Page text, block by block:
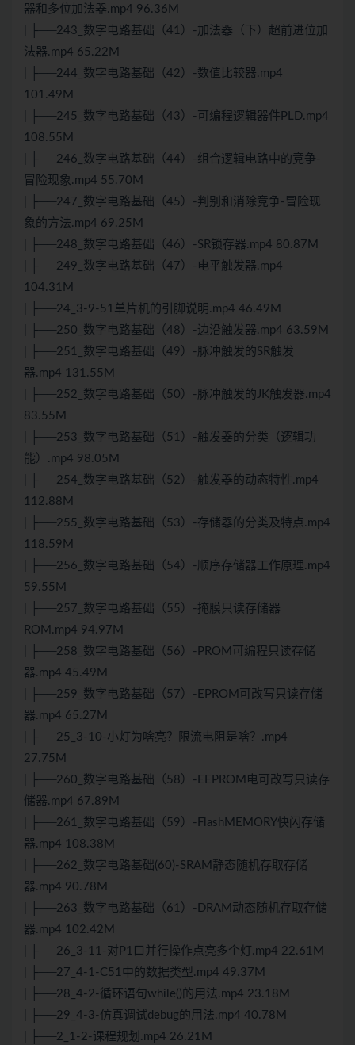
器和多位加法器.mp4 96.36M
| ├──243_数字电路基础（41）-加法器（下）超前进位加
法器.mp4 65.22M
| ├──244_数字电路基础（42）-数值比较器.mp4
101.49M
| ├──245_数字电路基础（43）-可编程逻辑器件PLD.mp4
108.55M
| ├──246_数字电路基础（44）-组合逻辑电路中的竞争-
冒险现象.mp4 55.70M
| ├──247_数字电路基础（45）-判别和消除竞争-冒险现
象的方法.mp4 69.25M
| ├──248_数字电路基础（46）-SR锁存器.mp4 80.87M
| ├──249_数字电路基础（47）-电平触发器.mp4
104.31M
| ├──24_3-9-51单片机的引脚说明.mp4 46.49M
| ├──250_数字电路基础（48）-边沿触发器.mp4 63.59M
| ├──251_数字电路基础（49）-脉冲触发的SR触发
器.mp4 131.55M
| ├──252_数字电路基础（50）-脉冲触发的JK触发器.mp4
83.55M
| ├──253_数字电路基础（51）-触发器的分类（逻辑功
能）.mp4 98.05M
| ├──254_数字电路基础（52）-触发器的动态特性.mp4
112.88M
| ├──255_数字电路基础（53）-存储器的分类及特点.mp4
118.59M
| ├──256_数字电路基础（54）-顺序存储器工作原理.mp4
59.55M
| ├──257_数字电路基础（55）-掩膜只读存储器
ROM.mp4 94.97M
| ├──258_数字电路基础（56）-PROM可编程只读存储
器.mp4 45.49M
| ├──259_数字电路基础（57）-EPROM可改写只读存储
器.mp4 65.27M
| ├──25_3-10-小灯为啥亮？限流电阻是啥？.mp4
27.75M
| ├──260_数字电路基础（58）-EEPROM电可改写只读存
储器.mp4 67.89M
| ├──261_数字电路基础（59）-FlashMEMORY快闪存储
器.mp4 108.38M
| ├──262_数字电路基础(60)-SRAM静态随机存取存储
器.mp4 90.78M
| ├──263_数字电路基础（61）-DRAM动态随机存取存储
器.mp4 102.42M
| ├──26_3-11-对P1口并行操作点亮多个灯.mp4 22.61M
| ├──27_4-1-C51中的数据类型.mp4 49.37M
| ├──28_4-2-循环语句while()的用法.mp4 23.18M
| ├──29_4-3-仿真调试debug的用法.mp4 40.78M
| ├──2_1-2-课程规划.mp4 26.21M